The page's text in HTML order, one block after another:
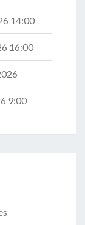
14:00
16:00
9:00